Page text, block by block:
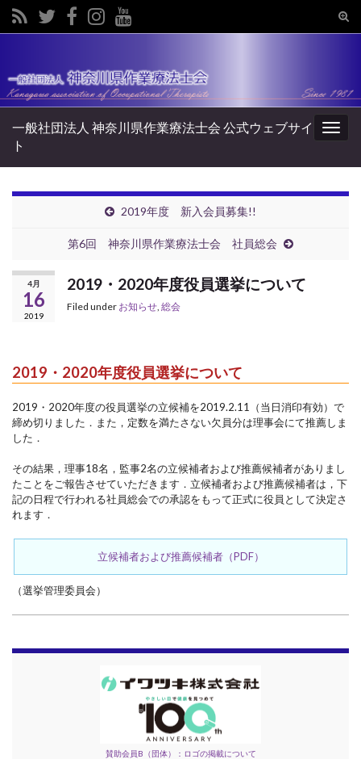
一般社団法人 神奈川県作業療法士会 公式ウェブサイ
ト
2019年度 新入会員募集!!
第6回 神奈川県作業療法士会 社員総会
4月
16
2019
2019・2020年度役員選挙について
Filed under お知らせ, 総会
2019・2020年度役員選挙について
2019・2020年度の役員選挙の立候補を2019.2.11（当日消印有効）で
締め切りました．また，定数を満たさない欠員分は理事会にて推薦しま
した．
その結果，理事18名，監事2名の立候補者および推薦候補者がありまし
たことをご報告させていただきます．立候補者および推薦候補者は，下
記の日程で行われる社員総会での承認をもって正式に役員として決定さ
れます．
立候補者および推薦候補者（PDF）
（選挙管理委員会）
賛助会員B（団体）：ロゴの掲載について